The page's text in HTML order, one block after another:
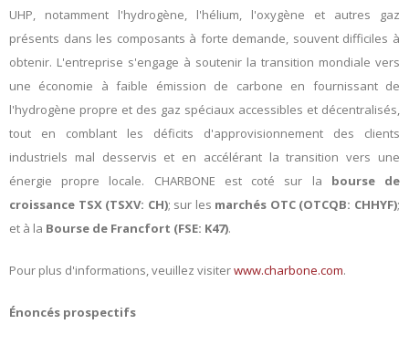
UHP, notamment l'hydrogène, l'hélium, l'oxygène et autres gaz
présents dans les composants à forte demande, souvent difficiles à
obtenir. L'entreprise s'engage à soutenir la transition mondiale vers
une économie à faible émission de carbone en fournissant de
l'hydrogène propre et des gaz spéciaux accessibles et décentralisés,
tout en comblant les déficits d'approvisionnement des clients
industriels mal desservis et en accélérant la transition vers une
énergie propre locale. CHARBONE est coté sur la bourse de
croissance TSX (TSXV: CH); sur les marchés OTC (OTCQB: CHHYF);
et à la Bourse de Francfort (FSE: K47).
Pour plus d'informations, veuillez visiterwww.charbone.com.
Énoncés prospectifs